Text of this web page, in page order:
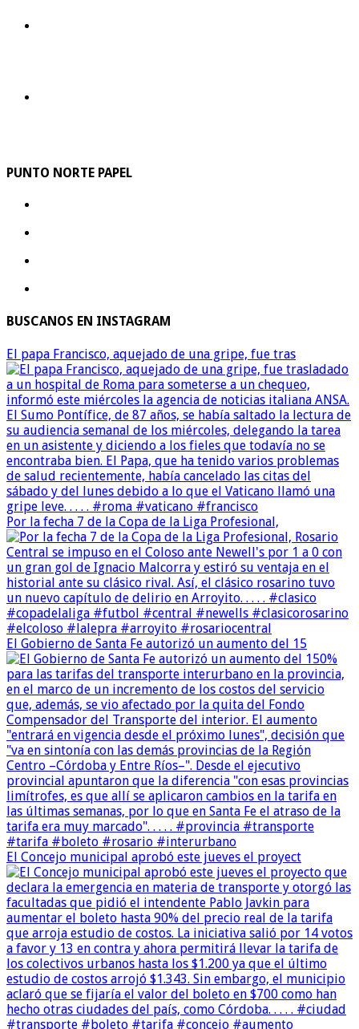
PUNTO NORTE PAPEL
BUSCANOS EN INSTAGRAM
El papa Francisco, aquejado de una gripe, fue tras
Por la fecha 7 de la Copa de la Liga Profesional,
El Gobierno de Santa Fe autorizó un aumento del 15
El Concejo municipal aprobó este jueves el proyect